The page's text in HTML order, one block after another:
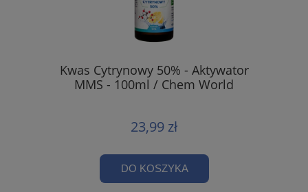
Kwas Cytrynowy 50% - Aktywator
MMS - 100ml / Chem World
23,99 zł
DO KOSZYKA